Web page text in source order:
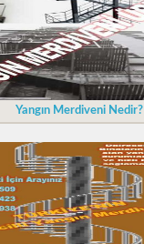
Yangın Merdiveni Nedir?